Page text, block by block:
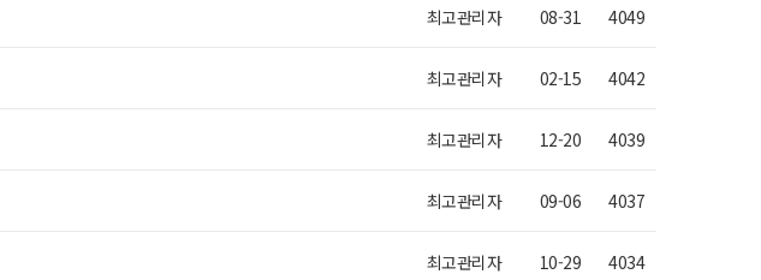
최고관리자 08-31 4049
최고관리자 02-15 4042
최고관리자 12-20 4039
최고관리자 09-06 4037
최고관리자 10-29 4034